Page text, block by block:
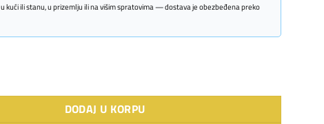
u kući ili stanu, u prizemlju ili na višim spratovima — dostava je obezbeđena preko
ploča ISB 3102 BK količina
DODAJ U KORPU